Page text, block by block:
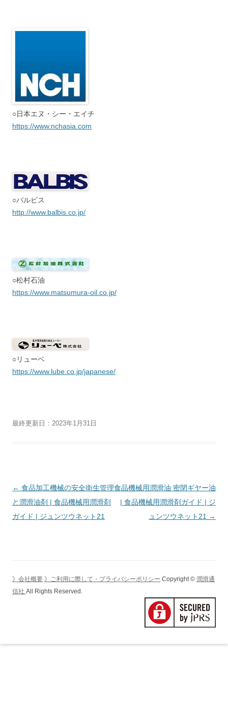
○日本エヌ・シー・エイチ
https://www.nchasia.com
○バルビス
http://www.balbis.co.jp/
○松村石油
https://www.matsumura-oil.co.jp/
○リューベ
https://www.lube.co.jp/japanese/
最終更新日：2023年1月31日
投
稿
ナ
ョ
← 食品加工機械の安全衛生管理
と潤滑油剤 | 食品機械用潤滑剤
ガイド | ジュンツウネット21
食品機械用潤滑油 密閉ギヤー油
| 食品機械用潤滑剤ガイド | ジ
ュンツウネット21 →
》会社概要 》ご利用に際して・プライバシーポリシー Copyright © 潤滑通
信社 All Rights Reserved.